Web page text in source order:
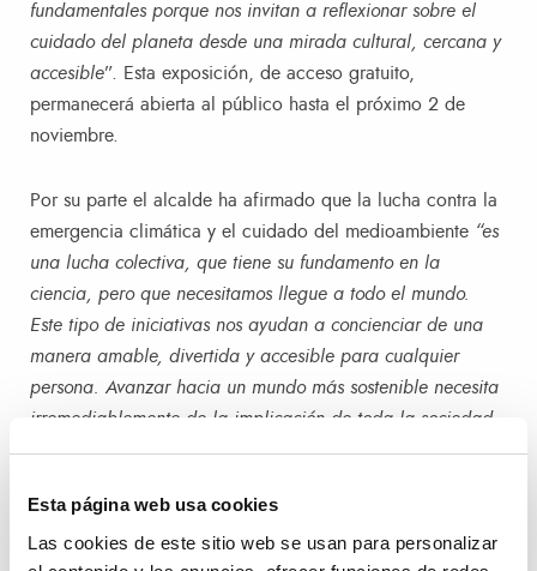
Esta página web usa cookies
Las cookies de este sitio web se usan para personalizar
fundamentales porque nos invitan a reflexionar sobre el
cuidado del planeta desde una mirada cultural, cercana y
accesible”. Esta exposición, de acceso gratuito,
permanecerá abierta al público hasta el próximo 2 de
noviembre.
Por su parte el alcalde ha afirmado que la lucha contra la
emergencia climática y el cuidado del medioambiente “es
una lucha colectiva, que tiene su fundamento en la
ciencia, pero que necesitamos llegue a todo el mundo.
Este tipo de iniciativas nos ayudan a concienciar de una
manera amable, divertida y accesible para cualquier
persona. Avanzar hacia un mundo más sostenible necesita
irremediablemente de la implicación de toda la sociedad,
además de la de las instituciones y el sector privado”, ha
Humor como herramienta de reflexión